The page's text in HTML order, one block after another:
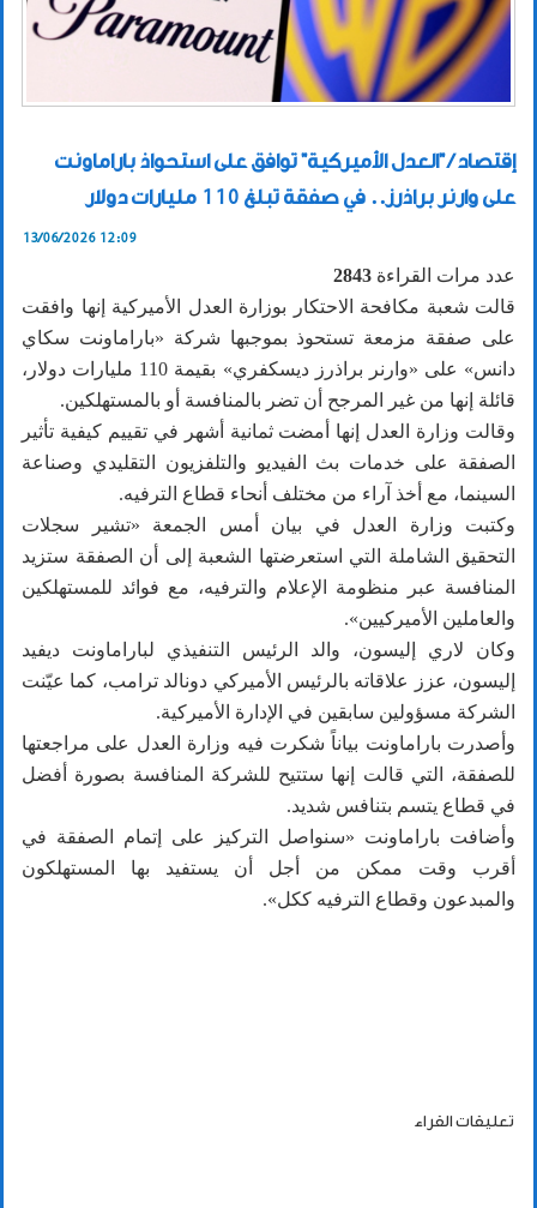
إقتصاد / "العدل الأميركية" توافق على استحواذ باراماونت
على وارنر براذرز.. في صفقة تبلغ 110 مليارات دولار
13/06/2026 12:09
عدد مرات القراءة 2843
قالت شعبة مكافحة الاحتكار بوزارة العدل الأميركية إنها وافقت
على صفقة مزمعة تستحوذ بموجبها شركة «باراماونت سكاي
دانس» على «وارنر براذرز ديسكفري» بقيمة 110 مليارات دولار،
قائلة إنها من غير المرجح أن تضر بالمنافسة أو بالمستهلكين.
وقالت وزارة العدل إنها أمضت ثمانية أشهر في تقييم كيفية تأثير
الصفقة على خدمات بث الفيديو والتلفزيون التقليدي وصناعة
السينما، مع أخذ آراء من مختلف أنحاء قطاع الترفيه.
وكتبت وزارة العدل في بيان أمس الجمعة «تشير سجلات
التحقيق الشاملة التي استعرضتها الشعبة إلى أن الصفقة ستزيد
المنافسة عبر منظومة الإعلام والترفيه، مع فوائد للمستهلكين
والعاملين الأميركيين».
وكان لاري إليسون، والد الرئيس التنفيذي لباراماونت ديفيد
إليسون، عزز علاقاته بالرئيس الأميركي دونالد ترامب، كما عيّنت
الشركة مسؤولين سابقين في الإدارة الأميركية.
وأصدرت باراماونت بياناً شكرت فيه وزارة العدل على مراجعتها
للصفقة، التي قالت إنها ستتيح للشركة المنافسة بصورة أفضل
في قطاع يتسم بتنافس شديد.
وأضافت باراماونت «سنواصل التركيز على إتمام الصفقة في
أقرب وقت ممكن من أجل أن يستفيد بها المستهلكون
والمبدعون وقطاع الترفيه ككل».
تعليقات القراء